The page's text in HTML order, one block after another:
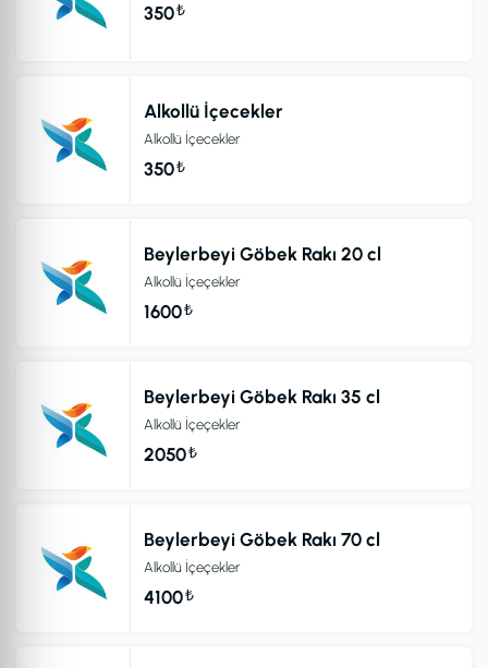
350₺
Alkollü İçecekler
Alkollü İçecekler
350₺
Beylerbeyi Göbek Rakı 20 cl
Alkollü İçeçekler
1600₺
Beylerbeyi Göbek Rakı 35 cl
Alkollü İçeçekler
2050₺
Beylerbeyi Göbek Rakı 70 cl
Alkollü İçeçekler
4100₺